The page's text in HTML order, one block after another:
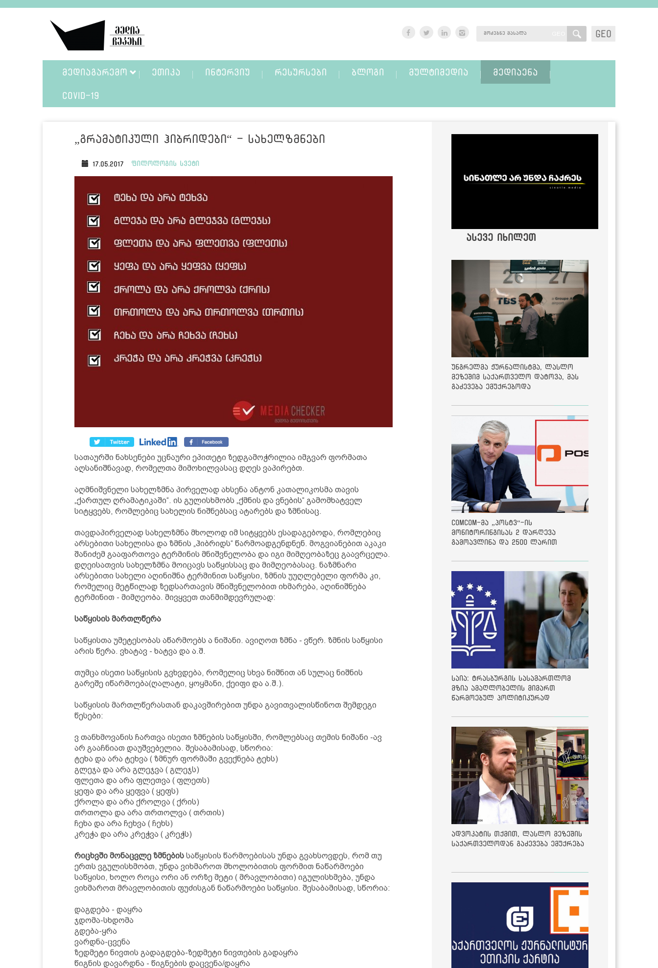
GEO
ᲛᲔᲓᲘᲐᲒᲐᲠᲔᲛᲝ ᲔᲗᲘᲙᲐ ᲘᲜᲢᲔᲠᲕᲘᲣ ᲠᲔᲡᲣᲠᲡᲔᲑᲘ ᲑᲚᲝᲒᲘ ᲛᲣᲚᲢᲘᲛᲔᲓᲘᲐ ᲛᲔᲓᲘᲐᲔᲜᲐ
COVID-19
„გრამატიკული ჰიბრიდები“ - სახელზმნები
17.05.2017 ფილოლოგის სვეტი
სათაურში ნახსენები უცნაური ეპითეტი ზედგამოჭრილია იმგვარ ფორმათა
აღსანიშნავად, რომელთა მიმოხილვასაც დღეს ვაპირებთ.
აღმნიშვნელი სახელზმნა პირველად ახსენა ანტონ კათალიკოსმა თავის
„ქართულ ღრამატიკაში“. ის გულისხმობს „ქმნის და ვნების“ გამომხატველ
სიტყვებს, რომლებიც სახელის ნიშნებსაც ატარებს და ზმნისაც.
თავდაპირველად სახელზმნა მხოლოდ იმ სიტყვებს ესადაგებოდა, რომლებიც
არსებითი სახელისა და ზმნის „ჰიბრიდს“ წარმოადგენდნენ. მოგვიანებით აკაკი
შანიძემ გააფართოვა ტერმინის მნიშვნელობა და იგი მიმღეობაზეც გაავრცელა.
დღეისათვის სახელზმნა მოიცავს საწყისსაც და მიმღეობასაც. ნაზმნარი
არსებითი სახელი აღინიშნა ტერმინით საწყისი, ზმნის უუღლებელი ფორმა კი,
რომელიც მეტწილად ზედსართავის მნიშვნელობით იხმარება, აღინიშნება
ტერმინით - მიმღეობა. მივყვეთ თანმიმდევრულად:
საწყისის მართლწერა
საწყისთა უმეტესობას აწარმოებს ა ნიშანი. ავიღოთ ზმნა - ვწერ. ზმნის საწყისი
არის წერა. ვხატავ - ხატვა და ა.შ.
თუმცა ისეთი საწყისის გვხვდება, რომელიც სხვა ნიშნით ან სულაც ნიშნის
გარეშე იწარმოება(ღალატი, ყოყმანი, ქეიფი და ა.შ.).
საწყისის მართლწერასთან დაკავშირებით უნდა გავითვალისწინოთ შემდეგი
წესები:
ვ თანხმოვანის ჩართვა ისეთი ზმნების საწყისში, რომლებსაც თემის ნიშანი -ავ
არ გააჩნიათ დაუშვებელია. შესაბამისად, სწორია:
ტეხა და არა ტეხვა ( ზმნურ ფორმაში გვექნება ტეხს)
გლეჯა და არა გლეჯვა ( გლეჯს)
ფლეთა და არა ფლეთვა ( ფლეთს)
ყეფა და არა ყეფვა ( ყეფს)
ქროლა და არა ქროლვა ( ქრის)
თრთოლა და არა თრთოლვა ( თრთის)
ჩეხა და არა ჩეხვა ( ჩეხს)
კრეჭა და არა კრეჭვა ( კრეჭს)
რიცხვში მონაცვლე ზმნების საწყისის წარმოებისას უნდა გვახსოვდეს, რომ თუ
ერთს ვგულისხმობთ, უნდა ვიხმაროთ მხოლობითის ფორმით ნაწარმოები
საწყისი, ხოლო როცა ორი ან ორზე მეტი ( მრავლობითი) იგულისხმება, უნდა
ვიხმაროთ მრავლობითის ფუძისგან ნაწარმოები საწყისი. შესაბამისად, სწორია:
დაგდება - დაყრა
ჯდომა-სხდომა
გდება-ყრა
ვარდნა-ცვენა
ზედმეტი ნივთის გადაგდება-ზედმეტი ნივთების გადაყრა
წიგნის დავარდნა - წიგნების დაცვენა/დაყრა
ასევე იხილეთ
უნგრელმა ჟურნალისტმა, ლასლო
მეზეშიმ საქართველო დატოვა, მას
გაძევება ემუქრებოდა
ComCom-მა „პოსტვ“-ის
მონიტორინგისას 2 დარღევა
გამოავლინა და 2500 ლარით
საია: ტრასბურგის სასამართლომ
მზია ამაღლობელის მიმართ
წარმოებულ პოლიტიკურად
მეოთხე საჩივარი დაარეგისტრირა
ადვოკატის თქმით, ლასლო მეზეშის
საქართველოდან გაძევება ემუქრება